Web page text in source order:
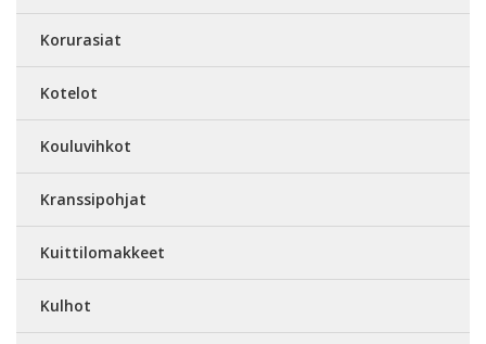
Korurasiat
Kotelot
Kouluvihkot
Kranssipohjat
Kuittilomakkeet
Kulhot